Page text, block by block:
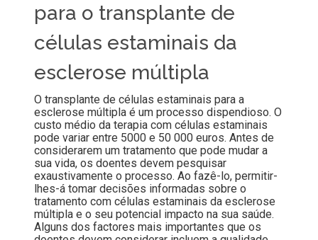
para o transplante de
células estaminais da
esclerose múltipla
O transplante de células estaminais para a
esclerose múltipla é um processo dispendioso. O
custo médio da terapia com células estaminais
pode variar entre 5000 e 50 000 euros. Antes de
considerarem um tratamento que pode mudar a
sua vida, os doentes devem pesquisar
exaustivamente o processo. Ao fazê-lo, permitir-
lhes-á tomar decisões informadas sobre o
tratamento com células estaminais da esclerose
múltipla e o seu potencial impacto na sua saúde.
Alguns dos factores mais importantes que os